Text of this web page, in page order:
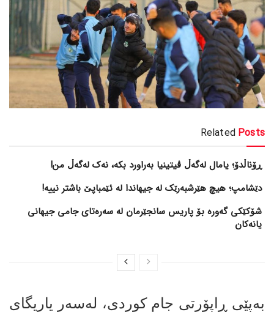
Related Posts
ڕۆناڵدۆ؛ یامال لەگەڵ ڤیتینیا بەراورد بکە، نەک لەگەڵ من!
دێشامپ؛ هیچ هێرشبەرێک لە جیهاندا لە ئێمباپێ باشتر نییە!
شۆکێکی گەورە بۆ پاریس سانجێرمان لە سەرەتای جامی جیهانی
یانەکان
بەپێی ڕاپۆرتی جام کوردی، لەسەر یاریگای